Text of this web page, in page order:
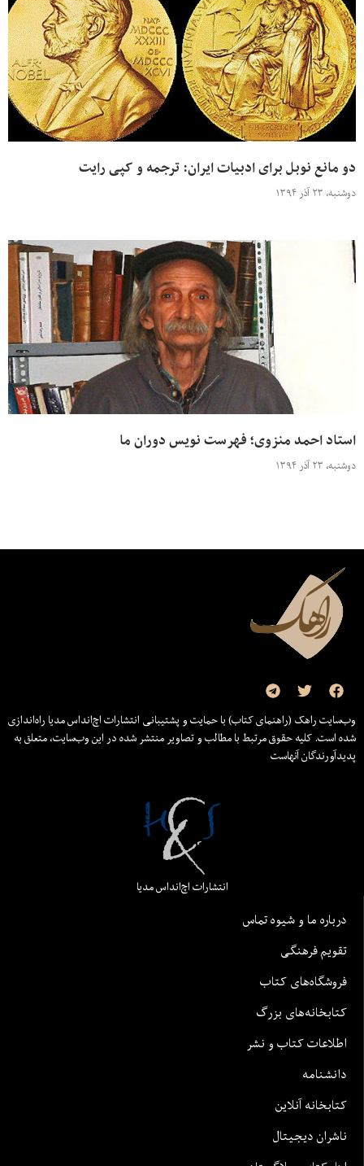
دو مانع نوبل برای ادبیات ایران: ترجمه و کپی رایت
دوشنبه، ۲۳ آذر ۱۳۹۴
استاد احمد منزوی؛ فهرست نویس دوران ما
دوشنبه، ۲۳ آذر ۱۳۹۴
وب‌سایت راهک (راهنمای کتاب) با حمایت و پشتیبانی انتشارات اچ‌اند‌اس مدیا راه‌اندازی
شده است. کلیه حقوق مرتبط با مطالب و تصاویر منتشر شده در این وب‌سایت، متعلق به
پدیدآورندگان آنهاست
انتشارات اچ‌اند‌اس مدیا
درباره ما و شیوه تماس
تقویم فرهنگی
فروشگاه‌های کتاب
کتابخانه‌های بزرگ
اطلاعات کتاب و نشر
دانشنامه
کتابخانه آنلاین
ناشران دیجیتال